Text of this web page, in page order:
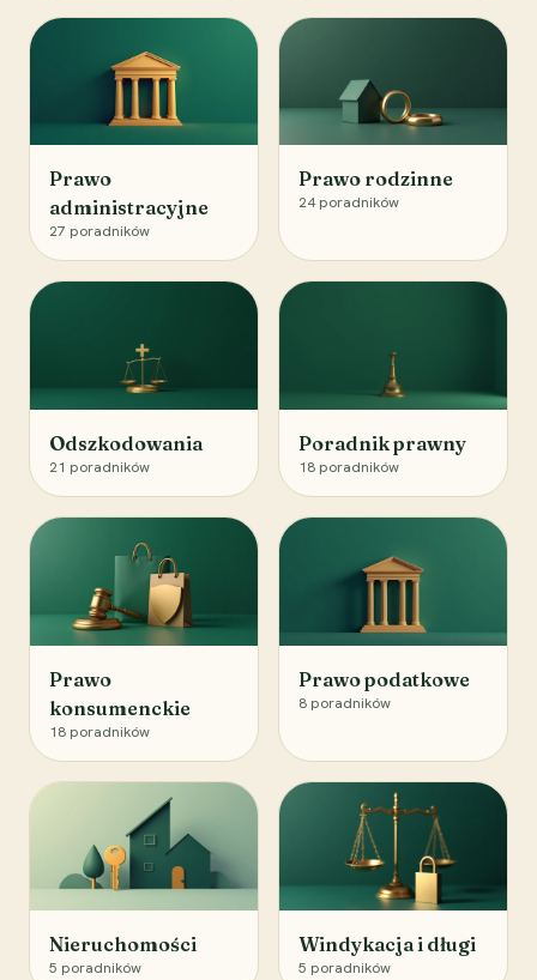
Prawo
administracyjne
27 poradników
Prawo rodzinne
24 poradników
Odszkodowania
21 poradników
Poradnik prawny
18 poradników
Prawo
konsumenckie
18 poradników
Prawo podatkowe
8 poradników
Nieruchomości
5 poradników
Windykacja i długi
5 poradników